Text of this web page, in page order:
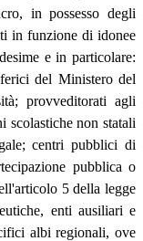
in possesso degli
in funzione di idonee
e in particolare:
del Ministero del
provveditorati agli
scolastiche non statali
centri pubblici di
pubblica o
5 della legge
enti ausiliari e
albi regionali, ove